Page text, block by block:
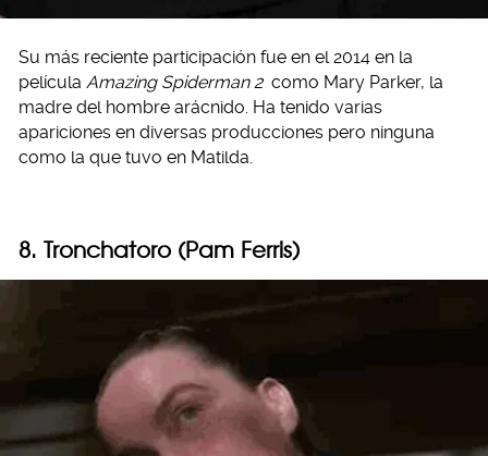
Su más reciente participación fue en el 2014 en la
película Amazing Spiderman 2 como Mary Parker, la
madre del hombre arácnido. Ha tenido varias
apariciones en diversas producciones pero ninguna
como la que tuvo en Matilda.
8. Tronchatoro (Pam Ferris)